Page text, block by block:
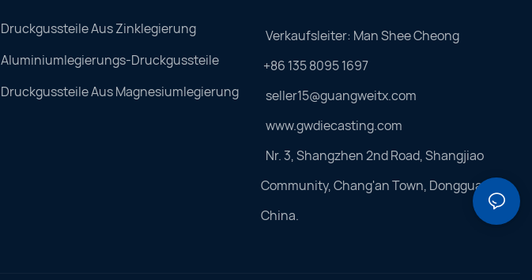
Druckgussteile Aus Zinklegierung
Aluminiumlegierungs-Druckgussteile
Druckgussteile Aus Magnesiumlegierung
Verkaufsleiter: Man Shee Cheong
+86 135 8095 1697
seller15@guangweitx.com
www.gwdiecasting.com
Nr. 3, Shangzhen 2nd Road, Shangjiao
Community, Chang'an Town, Dongguan,
China.